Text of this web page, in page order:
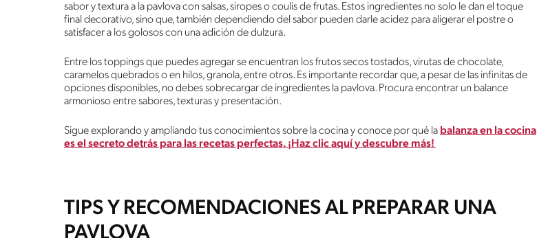
sabor y textura a la pavlova con salsas, siropes o coulis de frutas. Estos ingredientes no solo le dan el toque
final decorativo, sino que, también dependiendo del sabor pueden darle acidez para aligerar el postre o
satisfacer a los golosos con una adición de dulzura.
Entre los toppings que puedes agregar se encuentran los frutos secos tostados, virutas de chocolate,
caramelos quebrados o en hilos, granola, entre otros. Es importante recordar que, a pesar de las infinitas de
opciones disponibles, no debes sobrecargar de ingredientes la pavlova. Procura encontrar un balance
armonioso entre sabores, texturas y presentación.
Sigue explorando y ampliando tus conocimientos sobre la cocina y conoce por qué la balanza en la cocina
es el secreto detrás para las recetas perfectas. ¡Haz clic aquí y descubre más!
TIPS Y RECOMENDACIONES AL PREPARAR UNA
PAVLOVA